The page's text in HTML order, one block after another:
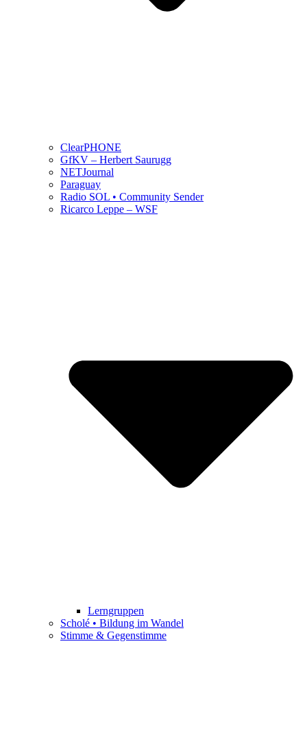
ClearPHONE
GfKV – Herbert Saurugg
NETJournal
Paraguay
Radio SOL • Community Sender
Ricarco Leppe – WSF
Lerngruppen
Scholé • Bildung im Wandel
Stimme & Gegenstimme